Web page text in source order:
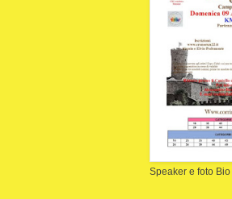
Speaker e foto